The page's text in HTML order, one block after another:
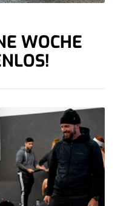
WOCHE